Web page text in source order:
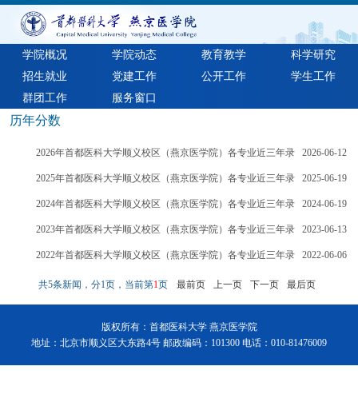
学院概况 学院动态 教育教学
科学研究
招生就业
党建工作 公开工作
学生工作
群团工作
服务窗口
历年分数
2026-06-12
2026年首都医科大学顺义校区（燕京医学院）各专业近三年录
取分数 2025-06-19
2025年首都医科大学顺义校区（燕京医学院）各专业近三年录
取分数 2024-06-19
2024年首都医科大学顺义校区（燕京医学院）各专业近三年录
取分数 2023-06-13
2023年首都医科大学顺义校区（燕京医学院）各专业近三年录
取分数 2022-06-06
2022年首都医科大学顺义校区（燕京医学院）各专业近三年录
取分数
共5条新闻，分1页，当前第1页 最前页 上一页 下一页 最后页
版权所有：首都医科大学 燕京医学院
地址：北京市顺义区大东路4号 邮政编码：101300 电话：010-81476009